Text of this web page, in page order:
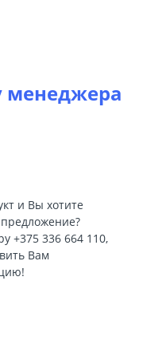
менеджера
и Вы хотите
+375 336 664 110,
Вам